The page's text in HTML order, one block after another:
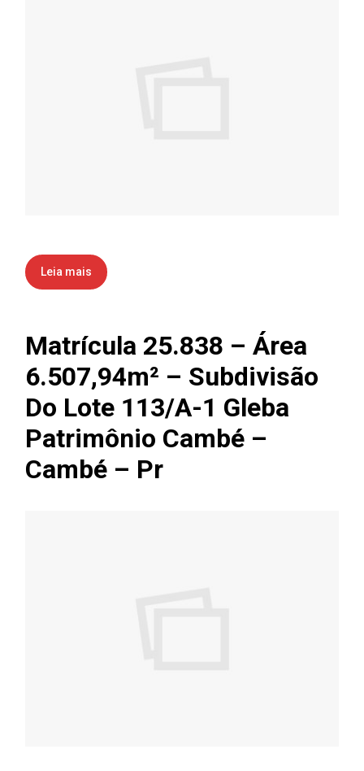
Leia mais
Matrícula 25.838 – Área
6.507,94m² – Subdivisão
Do Lote 113/A-1 Gleba
Patrimônio Cambé –
Cambé – Pr